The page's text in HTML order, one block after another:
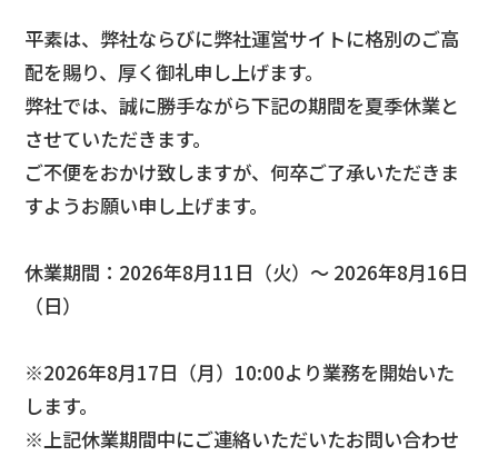
平素は、弊社ならびに弊社運営サイトに格別のご高
配を賜り、厚く御礼申し上げます。
弊社では、誠に勝手ながら下記の期間を夏季休業と
させていただきます。
ご不便をおかけ致しますが、何卒ご了承いただきま
すようお願い申し上げます。
休業期間：2026年8月11日（火）～ 2026年8月16日
（日）
※2026年8月17日（月）10:00より業務を開始いた
します。
※上記休業期間中にご連絡いただいたお問い合わせ